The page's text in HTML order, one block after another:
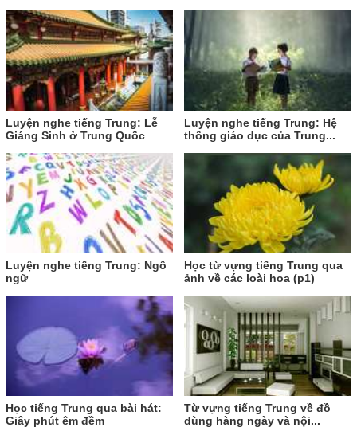
Luyện nghe tiếng Trung: Lễ
Giáng Sinh ở Trung Quốc
Luyện nghe tiếng Trung: Hệ
thống giáo dục của Trung...
Luyện nghe tiếng Trung: Ngô
ngữ
Học từ vựng tiếng Trung qua
ảnh về các loài hoa (p1)
Học tiếng Trung qua bài hát:
Giây phút êm đềm
Từ vựng tiếng Trung về đồ
dùng hàng ngày và nội...